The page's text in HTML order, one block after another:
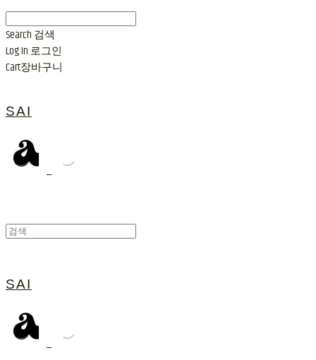
Search 검색
Log In 로그인
Cart장바구니
SAI
SAI